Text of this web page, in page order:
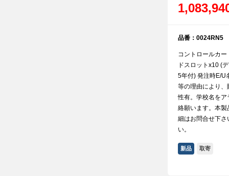
品番：0024RN5
コントロールカ
ドスロットx10 (
5年付) 発注時E/U
等の理由により、
性有。学校名をア
絡願います。本製
細はお問合せ下さ
い。
新品 取寄